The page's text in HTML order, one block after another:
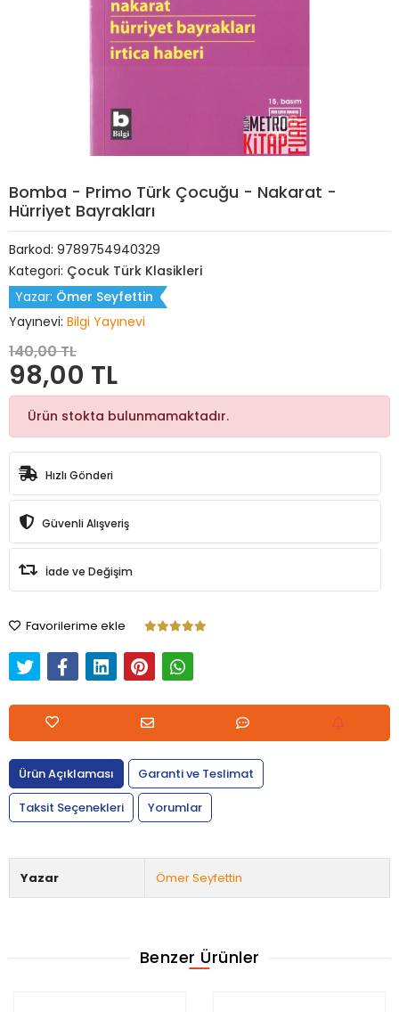
Bomba - Primo Türk Çocuğu - Nakarat -
Hürriyet Bayrakları
Barkod: 9789754940329
Kategori: Çocuk Türk Klasikleri
Yazar: Ömer Seyfettin
Yayınevi: Bilgi Yayınevi
140,00 TL
98,00 TL
Ürün stokta bulunmamaktadır.
Hızlı Gönderi
Güvenli Alışveriş
İade ve Değişim
Favorilerime ekle
Ürün Açıklaması
Garanti ve Teslimat
Taksit Seçenekleri
Yorumlar
Yazar Ömer Seyfettin
Benzer Ürünler